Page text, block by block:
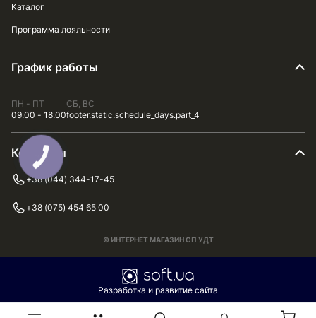
Каталог
Программа лояльности
График работы
ПН - ПТ
09:00 - 18:00
СБ, ВС
footer.static.schedule_days.part_4
Контакты
+38 (044) 344-17-45
+38 (075) 454 65 00
© ИНТЕРНЕТ МАГАЗИН СП УДТ
Разработка и развитие сайта